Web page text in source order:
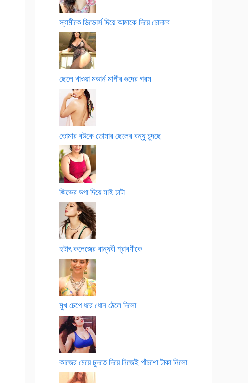
স্বামীকে ডিভোর্স দিয়ে আমাকে দিয়ে চোদাবে
ছেলে খাওয়া মডার্ন মাগীর গুদের গরম
তোমার বউকে তোমার ছেলের বন্ধু চুদছে
জিভের ডগা দিয়ে মাই চাটা
হটাৎ কলেজের বান্ধবী শ্রাবণীকে
মুখ চেপে ধরে ধোন ঠেলে দিলো
কাজের মেয়ে চুদতে দিয়ে নিজেই পাঁচশো টাকা নিলো